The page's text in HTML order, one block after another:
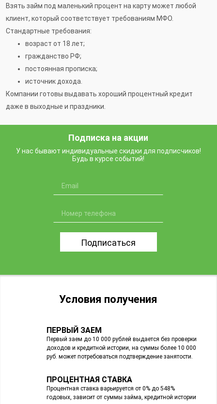
Взять займ под маленький процент на карту может любой
клиент, который соответствует требованиям МФО.
Стандартные требования:
возраст от 18 лет;
гражданство РФ;
постоянная прописка;
источник дохода.
Компании готовы выдавать хороший процентный кредит
даже в выходные и праздники.
Подписка на акции
У нас бывают индивидуальные скидки для подписчиков!
Будь в курсе событий!
Подписаться
Условия получения
ПЕРВЫЙ ЗАЕМ
Первый заем до 10 000 рублей выдается без проверки
доходов и кредитной истории, на суммы более 10 000
руб. может потребоваться подтверждение занятости.
ПРОЦЕНТНАЯ СТАВКА
Процентная ставка варьируется от 0% до 548%
годовых, зависит от суммы займа, кредитной истории